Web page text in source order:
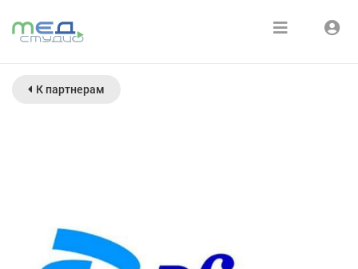
К партнерам